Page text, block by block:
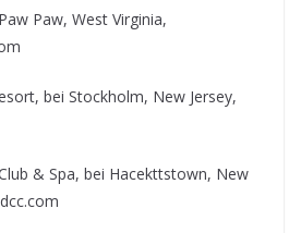
Paw, West Virginia,
bei Stockholm, New Jersey,
& Spa, bei Hacekttstown, New